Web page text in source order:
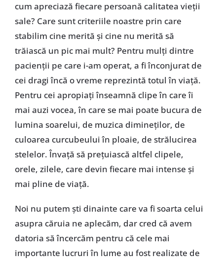
cum apreciază fiecare persoană calitatea vieții
sale? Care sunt criteriile noastre prin care
stabilim cine merită și cine nu merită să
trăiască un pic mai mult? Pentru mulți dintre
pacienții pe care i-am operat, a fi înconjurat de
cei dragi încă o vreme reprezintă totul în viață.
Pentru cei apropiați înseamnă clipe în care îi
mai auzi vocea, în care se mai poate bucura de
lumina soarelui, de muzica dimineților, de
culoarea curcubeului în ploaie, de strălucirea
stelelor. Învață să prețuiască altfel clipele,
orele, zilele, care devin fiecare mai intense și
mai pline de viață.
Noi nu putem ști dinainte care va fi soarta celui
asupra căruia ne aplecăm, dar cred că avem
datoria să încercăm pentru că cele mai
importante lucruri în lume au fost realizate de